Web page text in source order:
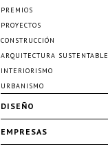
PREMIOS
PROYECTOS
CONSTRUCCIÓN
ARQUITECTURA SUSTENTABLE
INTERIORISMO
URBANISMO
DISEÑO
EMPRESAS